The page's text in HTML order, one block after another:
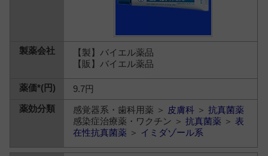
【製】バイエル薬品
【販】バイエル薬品
9.7円
感覚器系・歯科用薬 ＞ 皮膚科 ＞抗真菌薬
感染症治療薬・ワクチン ＞抗真菌薬 ＞表
在性抗真菌薬 ＞ イミダゾール系